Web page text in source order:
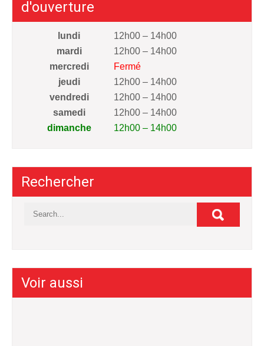
d'ouverture
lundi
12h00 – 14h00
mardi
12h00 – 14h00
mercredi
Fermé
jeudi
12h00 – 14h00
vendredi
12h00 – 14h00
samedi
12h00 – 14h00
dimanche
12h00 – 14h00
Rechercher
Voir aussi